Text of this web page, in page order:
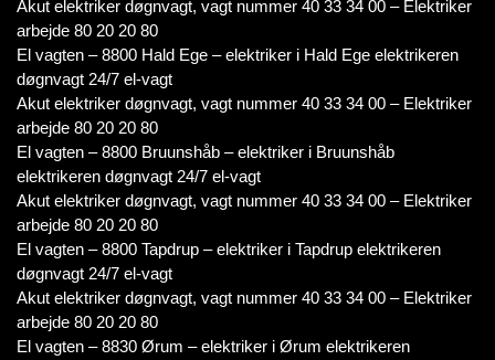
Akut elektriker døgnvagt, vagt nummer 40 33 34 00 – Elektriker
arbejde 80 20 20 80
El vagten – 8800 Hald Ege – elektriker i Hald Ege elektrikeren
døgnvagt 24/7 el-vagt
Akut elektriker døgnvagt, vagt nummer 40 33 34 00 – Elektriker
arbejde 80 20 20 80
El vagten – 8800 Bruunshåb – elektriker i Bruunshåb
elektrikeren døgnvagt 24/7 el-vagt
Akut elektriker døgnvagt, vagt nummer 40 33 34 00 – Elektriker
arbejde 80 20 20 80
El vagten – 8800 Tapdrup – elektriker i Tapdrup elektrikeren
døgnvagt 24/7 el-vagt
Akut elektriker døgnvagt, vagt nummer 40 33 34 00 – Elektriker
arbejde 80 20 20 80
El vagten – 8830 Ørum – elektriker i Ørum elektrikeren